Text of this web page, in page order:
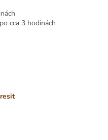
po cca 3 hodinách